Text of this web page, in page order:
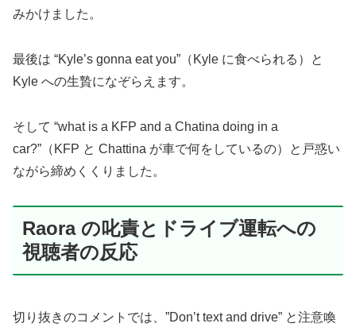
みかけました。
最後は “Kyle’s gonna eat you”（Kyle に食べられる）と
Kyle への生贄になぞらえます。
そして “what is a KFP and a Chatina doing in a
car?”（KFP と Chattina が車で何をしているの）と戸惑い
ながら締めくくりました。
Raora の叱責とドライブ運転への
視聴者の反応
切り抜きのコメントでは、”Don’t text and drive” と注意喚